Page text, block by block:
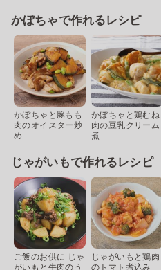
かぼちゃで作れるレシピ
かぼちゃと豚もも
肉のオイスター炒
め
かぼちゃと鶏むね
肉の豆乳クリーム
煮
じゃがいもで作れるレシピ
ご飯のお供に じゃ
がいもと牛肉のう
じゃがいもと鶏肉
のトマト煮込み